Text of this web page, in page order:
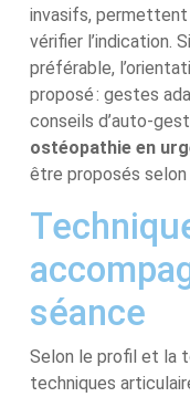
invasifs,
vérifier l’indication.
préférable,
proposé : gestes
conseils d’auto-
ostéopathie en
être proposés selon
séance
Selon le profil et la
techniques